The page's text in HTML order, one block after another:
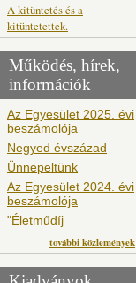
A kitüntetés és a
kitüntetettek.
Működés, hírek,
információk
Az Egyesület 2025. évi
beszámolója
Negyed évszázad
Ünnepeltünk
Az Egyesület 2024. évi
beszámolója
"Életműdíj
további közlemények